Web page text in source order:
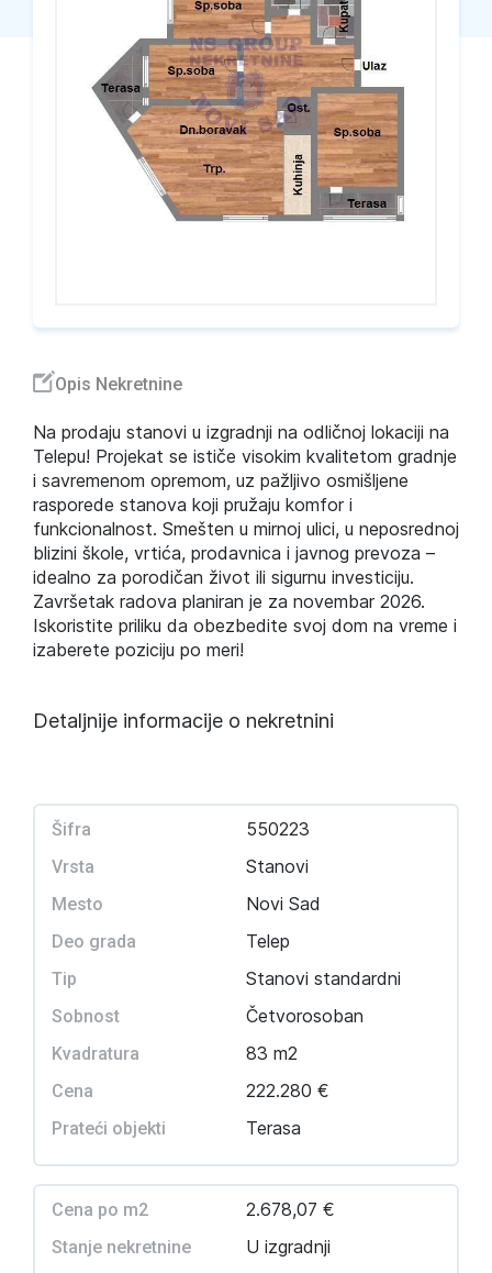
Opis Nekretnine
Na prodaju stanovi u izgradnji na odličnoj lokaciji na
Telepu! Projekat se ističe visokim kvalitetom gradnje
i savremenom opremom, uz pažljivo osmišljene
rasporede stanova koji pružaju komfor i
funkcionalnost. Smešten u mirnoj ulici, u neposrednoj
blizini škole, vrtića, prodavnica i javnog prevoza –
idealno za porodičan život ili sigurnu investiciju.
Završetak radova planiran je za novembar 2026.
Iskoristite priliku da obezbedite svoj dom na vreme i
izaberete poziciju po meri!
Detaljnije informacije o nekretnini
Šifra 550223
Vrsta Stanovi
Mesto Novi Sad
Deo grada Telep
Tip Stanovi standardni
Sobnost Četvorosoban
Kvadratura 83 m2
Cena 222.280 €
Prateći objekti Terasa
Cena po m2 2.678,07 €
Stanje nekretnine U izgradnji